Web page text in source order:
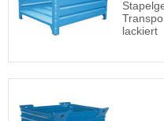
lackiert